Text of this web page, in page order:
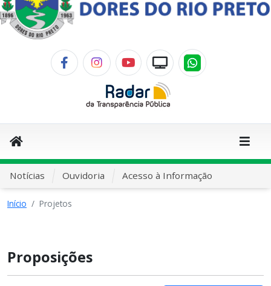
Notícias Ouvidoria Acesso à Informação
Início Projetos
Proposições